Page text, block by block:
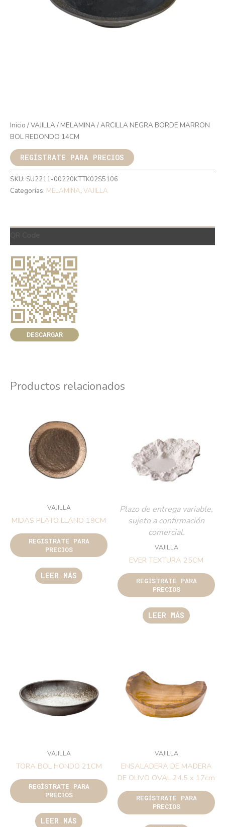
Inicio /VAJILLA/ MELAMINA/ ARCILLA NEGRA BORDE MARRON
BOL REDONDO 14CM
REGÍSTRATE PARA PRECIOS
SKU: SU2211-00220KTTK02S5106
Categorías: MELAMINA, VAJILLA
DESCARGAR
Productos relacionados
VAJILLA
MIDAS PLATO LLANO 19CM
REGÍSTRATE PARA
PRECIOS
LEER MÁS
Plazo de entrega variable,
sujeto a confirmación
comercial.
VAJILLA
EVER TEXTURA 25CM
REGÍSTRATE PARA
PRECIOS
LEER MÁS
VAJILLA
TORA BOL HONDO 21CM
REGÍSTRATE PARA
PRECIOS
LEER MÁS
VAJILLA
ENSALADERA DE MADERA
DE OLIVO OVAL 24.5 x 17cm
REGÍSTRATE PARA
PRECIOS